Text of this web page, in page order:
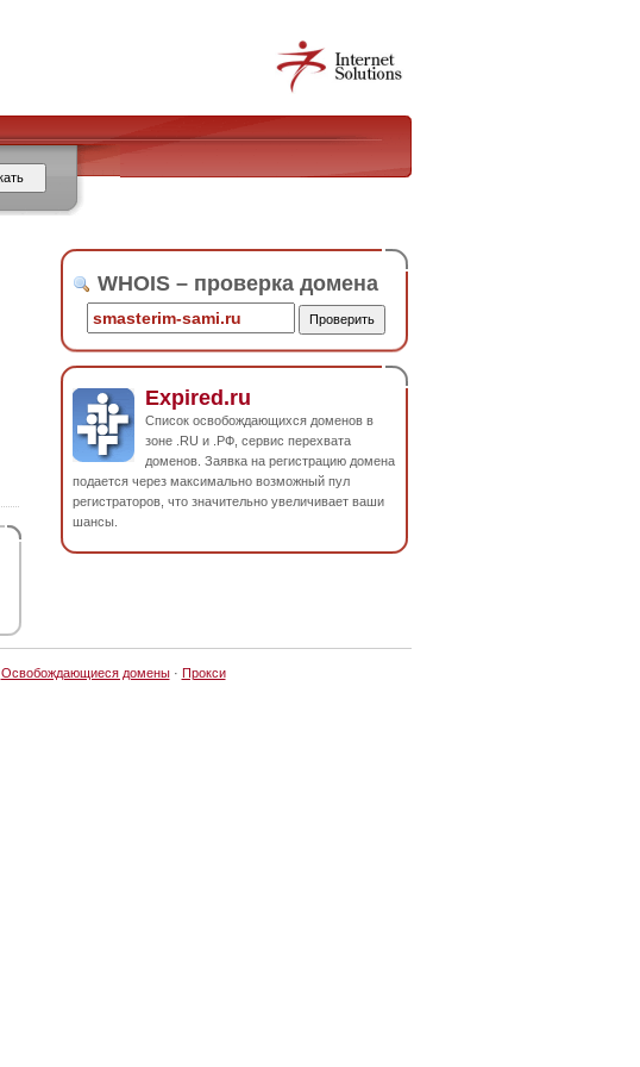
WHOIS – проверка домена
Expired.ru
Список освобождающихся доменов в
зоне .RU и .РФ, сервис перехвата
доменов. Заявка на регистрацию домена
подается через максимально возможный пул
регистраторов, что значительно увеличивает ваши
шансы.
Освобождающиеся домены· Прокси